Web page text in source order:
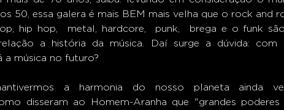
50, essa galera é mais BEM mais velha que o rock and
hip hop,  metal, hardcore,  punk,  brega e o funk
a história da música. Daí surge a dúvida: com
a música no futuro?
disseram ao Homem-Aranha que "grandes poderes